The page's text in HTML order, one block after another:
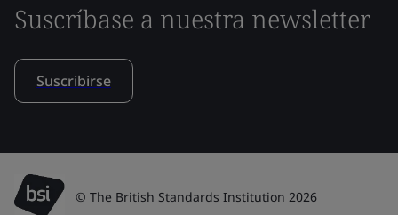
Suscríbase a nuestra newsletter
Suscribirse
© The British Standards Institution 2026